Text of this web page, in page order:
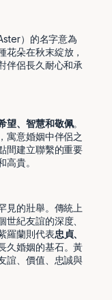
Aster）的名字意為
花朵在秋末綻放，
伴侶長久耐心和承
望、智慧和敬佩。
寓意婚姻中伴侶之
間建立聯繫的重要
貴。
見的壯舉。傳統上
世紀友誼的深度、
羅蘭則代表忠貞、
久婚姻的基石。黃
誼、價值、忠誠與